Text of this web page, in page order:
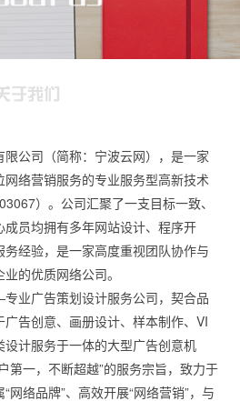
公司（简称：宁波云网），是一家
络营销服务的专业服务型高新技术
）。公司汇聚了一支目标一致、
员均拥有多年网站设计、程序开
经验，是一家高度重视团队协作与
的优质网络公司。
业广告策划设计服务公司，契合品
告创意、画册设计、样本制作、VI
计服务于一体的大型广告创意机
第一，不断超越”的服务宗旨，致力于
网络品牌”、高效开展“网络营销”，与